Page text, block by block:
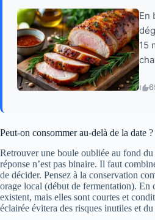
En
15
Peut-on consommer au-delà de la date ?
Retrouver une boule oubliée au fond
réponse n’est pas binaire. Il faut
de décider. Pensez à la conservation
orage local (début de fermentation). En
existent, mais elles sont courtes et
éclairée évitera des risques inutiles et